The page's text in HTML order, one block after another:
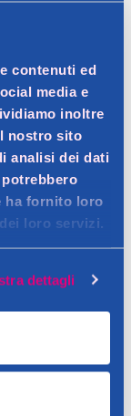
contenuti ed
media e
inoltre
nostro sito
analisi dei dati
ha fornito loro
loro servizi.
dettagli
trattamento
visibilita di
e giovanile.
trattamento
giovanile. E' un
migliora
azione: aiuta